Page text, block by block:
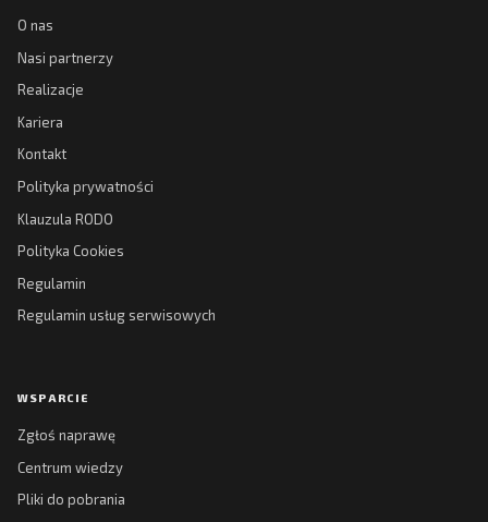
O nas
Nasi partnerzy
Realizacje
Kariera
Kontakt
Polityka prywatności
Klauzula RODO
Polityka Cookies
Regulamin
Regulamin usług serwisowych
WSPARCIE
Zgłoś naprawę
Centrum wiedzy
Pliki do pobrania